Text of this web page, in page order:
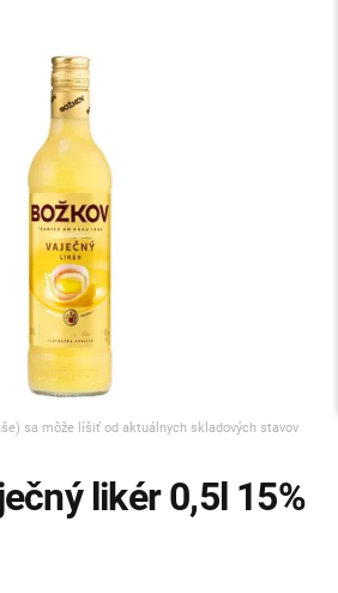
sa môže líšiť od aktuálnych skladových stavov
likér 0,5l 15%